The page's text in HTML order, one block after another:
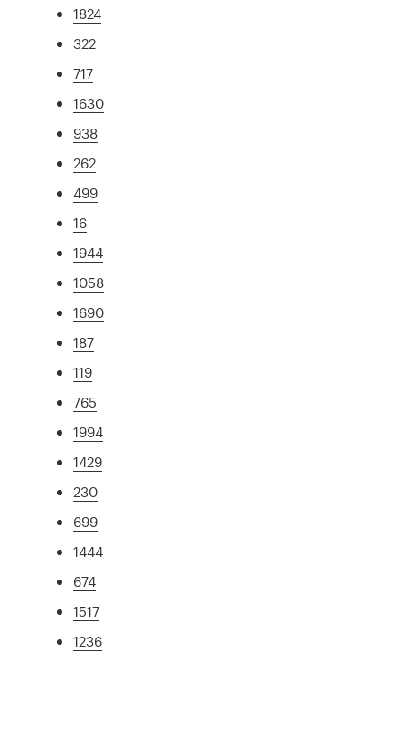
1824
322
717
1630
938
262
499
16
1944
1058
1690
187
119
765
1994
1429
230
699
1444
674
1517
1236